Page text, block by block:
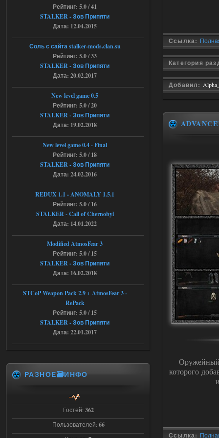
Ссылка:
Категория
Добавил:
которого
Ссылка:
Доступно только для пользователей
Ответить ➤
04.08.2026
Объединенный Пак 2 + OGSR +
STCoP WP 3.4
andreyforest1993
там есть опция расшириные
анимации нпс, я поставил
галочку но толку ноль, ни каких
анимаций нет, может это что-то другое,
кнопок по поводу анимаций
Последний рассвет - Эпизод 1
22:29
Stalker-Mods-Clan-su
Доступно только для пользователей
Объединенный Пак 2 + OGSR +
STCoP WP 3.4
Доступно только для пользователей
Ответить ➤
03.08.2026
Объединенный Пак 2 + OGSR +
andreyforest1993
использования предметов как в
трелере?
Ответить ➤
03.08.2026
Рейтинг: 5.0 / 41
STALKER - Зов Припяти
Дата: 12.04.2015
Соль с сайта stalker-mods.clan.su
Рейтинг: 5.0 / 33
STALKER - Зов Припяти
Дата: 20.02.2017
New level game 0.5
Рейтинг: 5.0 / 20
STALKER - Зов Припяти
Дата: 19.02.2018
New level game 0.4 - Final
Рейтинг: 5.0 / 18
STALKER - Зов Припяти
Дата: 24.02.2016
REDUX 1.1​​​​​​​ - ANOMALY 1.5.1
Рейтинг: 5.0 / 16
STALKER - Call of Chernobyl
Дата: 14.01.2022
Modified AtmosFear 3
Рейтинг: 5.0 / 15
STALKER - Зов Припяти
Дата: 16.02.2018
STCoP Weapon Pack 2.9 + AtmosFear 3 -
RePack
Рейтинг: 5.0 / 15
STALKER - Зов Припяти
Дата: 22.01.2017
РАЗНОЕ🗃️ИНФО
Гостей: 362
Пользователей: 66